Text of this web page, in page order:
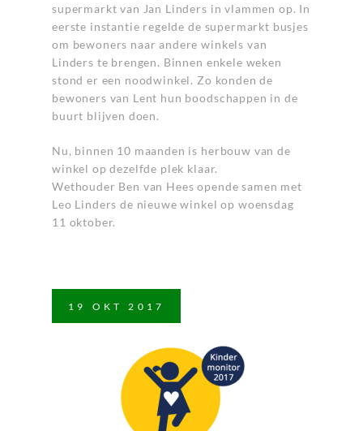
supermarkt van Jan Linders in vlammen op. In
eerste instantie regelde de supermarkt busjes
om bewoners naar andere winkels van
Linders te brengen. Binnen enkele weken
stond er een noodwinkel. Zo konden de
bewoners van Lent hun boodschappen in de
buurt blijven doen.
Nu, binnen 10 maanden is herbouw van de
winkel op dezelfde plek klaar.
Wethouder Ben van Hees opende samen met
Leo Linders de nieuwe winkel op woensdag
11 oktober.
19 OKT 2017